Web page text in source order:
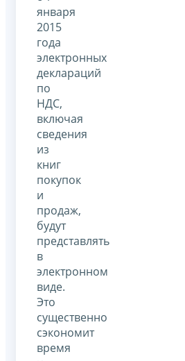
января
2015
года
электронных
деклараций
по
НДС,
включая
сведения
из
книг
покупок
и
продаж,
будут
представлять
в
электронном
виде.
Это
существенно
сэкономит
время